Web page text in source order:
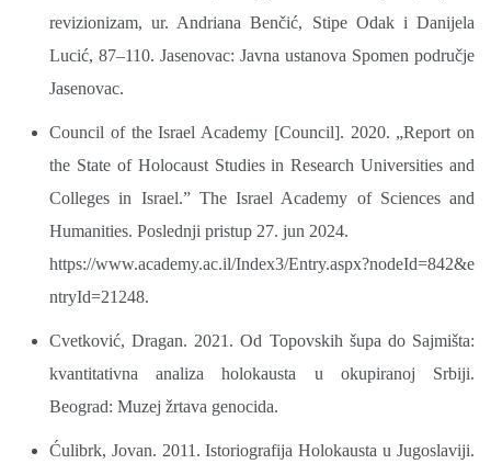
revizionizam, ur. Andriana Benčić, Stipe Odak i Danijela
Lucić, 87–110. Jasenovac: Javna ustanova Spomen područje
Jasenovac.
Council of the Israel Academy [Council]. 2020. „Report on
the State of Holocaust Studies in Research Universities and
Colleges in Israel.” The Israel Academy of Sciences and
Humanities. Poslednji pristup 27. jun 2024.
https://www.academy.ac.il/Index3/Entry.aspx?nodeId=842&e
ntryId=21248.
Cvetković, Dragan. 2021. Od Topovskih šupa do Sajmišta:
kvantitativna analiza holokausta u okupiranoj Srbiji.
Beograd: Muzej žrtava genocida.
Ćulibrk, Jovan. 2011. Istoriografija Holokausta u Jugoslaviji.